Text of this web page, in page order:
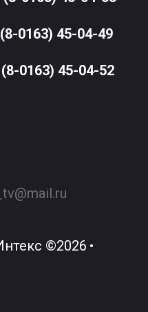
(8-0163) 45-04-49
45-04-52
©2026